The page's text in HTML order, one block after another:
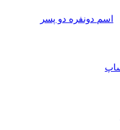
اسم دونفره دو پسر